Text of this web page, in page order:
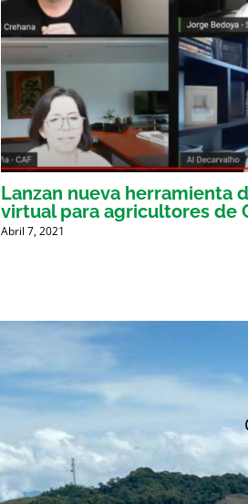
Lanzan nueva herramienta
virtual para agricultores de
Abril 7, 2021